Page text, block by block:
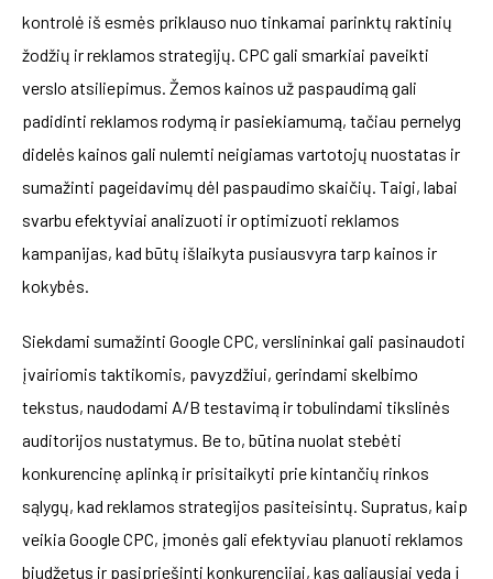
kontrolė iš esmės priklauso nuo tinkamai parinktų raktinių
žodžių ir reklamos strategijų. CPC gali smarkiai paveikti
verslo atsiliepimus. Žemos kainos už paspaudimą gali
padidinti reklamos rodymą ir pasiekiamumą, tačiau pernelyg
didelės kainos gali nulemti neigiamas vartotojų nuostatas ir
sumažinti pageidavimų dėl paspaudimo skaičių. Taigi, labai
svarbu efektyviai analizuoti ir optimizuoti reklamos
kampanijas, kad būtų išlaikyta pusiausvyra tarp kainos ir
kokybės.
Siekdami sumažinti Google CPC, verslininkai gali pasinaudoti
įvairiomis taktikomis, pavyzdžiui, gerindami skelbimo
tekstus, naudodami A/B testavimą ir tobulindami tikslinės
auditorijos nustatymus. Be to, būtina nuolat stebėti
konkurencinę aplinką ir prisitaikyti prie kintančių rinkos
sąlygų, kad reklamos strategijos pasiteisintų. Supratus, kaip
veikia Google CPC, įmonės gali efektyviau planuoti reklamos
biudžetus ir pasipriešinti konkurencijai, kas galiausiai veda į